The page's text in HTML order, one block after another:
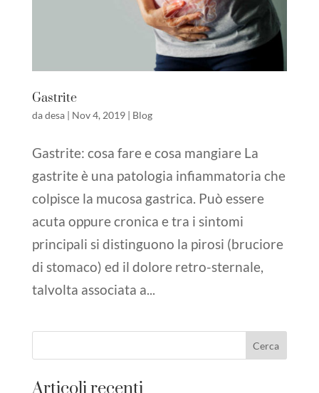
Gastrite
dadesa| Nov 4, 2019| Blog
Gastrite: cosa fare e cosa mangiare La
gastrite è una patologia infiammatoria che
colpisce la mucosa gastrica. Può essere
acuta oppure cronica e tra i sintomi
principali si distinguono la pirosi (bruciore
di stomaco) ed il dolore retro-sternale,
talvolta associata a...